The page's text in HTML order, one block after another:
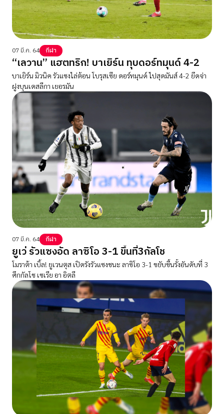
07 มี.ค. 64 กีฬา
“เลวาน” แฮตทริก! บาเยิร์น ทุบดอร์ทมุนด์ 4-2
บาเยิร์น มิวนิค รัวแซงไล่ต้อน โบรุสเซีย ดอร์ทมุนด์ ไปสุดมันส์ 4-2 ยึดจ่า
ฝูงบุนเดสลีกา เยอรมัน
07 มี.ค. 64 กีฬา
ยูเว่ รัวแซงอัด ลาซิโอ 3-1 ขึ้นที่3กัลโช
โมราต้า เบิ้ล! ยูเวนตุส เปิดรังรัวแซงชนะ ลาซิโอ 3-1 ขยับขึ้นรั้งอันดับที่ 3
ศึกกัลโช เซเรีย อา อิตลี